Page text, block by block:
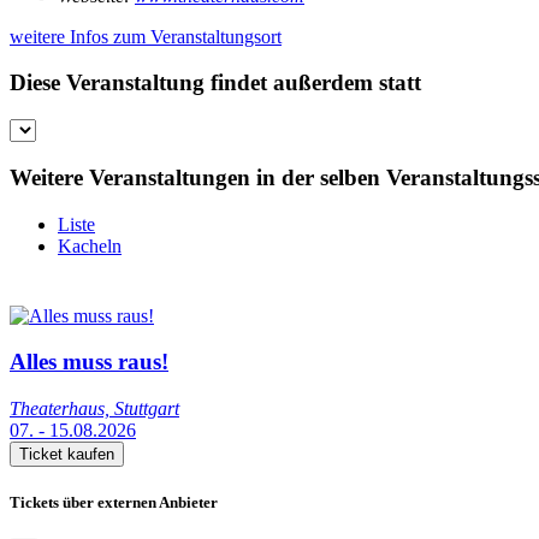
weitere Infos zum Veranstaltungsort
Diese Veranstaltung findet außerdem statt
Weitere Veranstaltungen in der selben
Liste
Kacheln
Alles muss raus!
Theaterhaus, Stuttgart
07. - 15.08.2026
Ticket kaufen
Tickets über externen Anbieter